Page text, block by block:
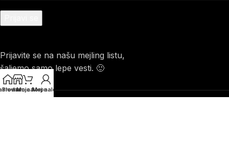
Prijavite se na našu mejling listu,
šaljemo samo lepe vesti. 🙂
Prodavnica
Moja korpa
Moj nalog